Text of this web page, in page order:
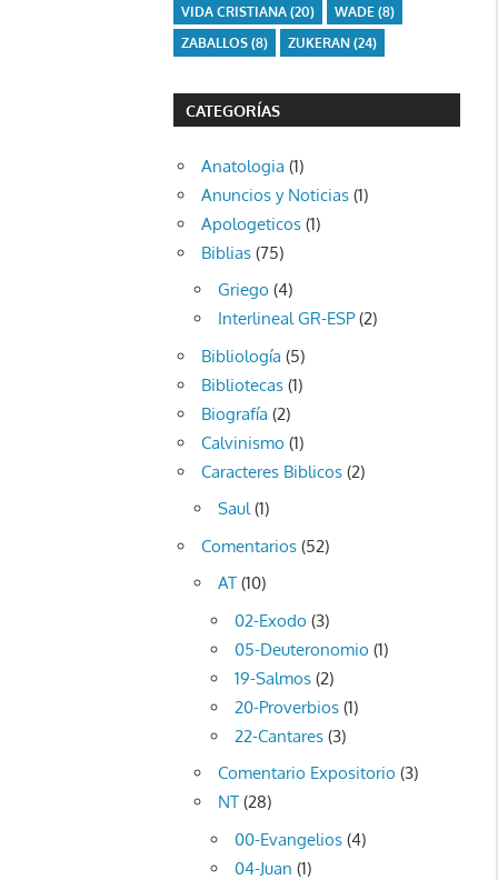
VIDA CRISTIANA(20) WADE (8)
ZABALLOS(8) ZUKERAN(24)
CATEGORÍAS
Anatologia (1)
Anuncios y Noticias (1)
Apologeticos (1)
Biblias (75)
Griego (4)
Interlineal GR-ESP(2)
Bibliología (5)
Bibliotecas (1)
Biografía (2)
Calvinismo (1)
Caracteres Biblicos (2)
Saul(1)
Comentarios (52)
AT (10)
02-Exodo (3)
05-Deuteronomio (1)
19-Salmos (2)
20-Proverbios (1)
22-Cantares (3)
Comentario Expositorio (3)
NT (28)
00-Evangelios (4)
04-Juan (1)